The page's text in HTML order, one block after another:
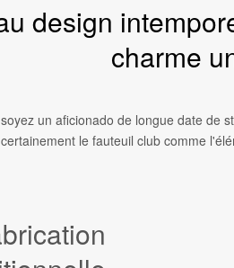
design
charme
un aficionado de longue date de
le fauteuil club comme